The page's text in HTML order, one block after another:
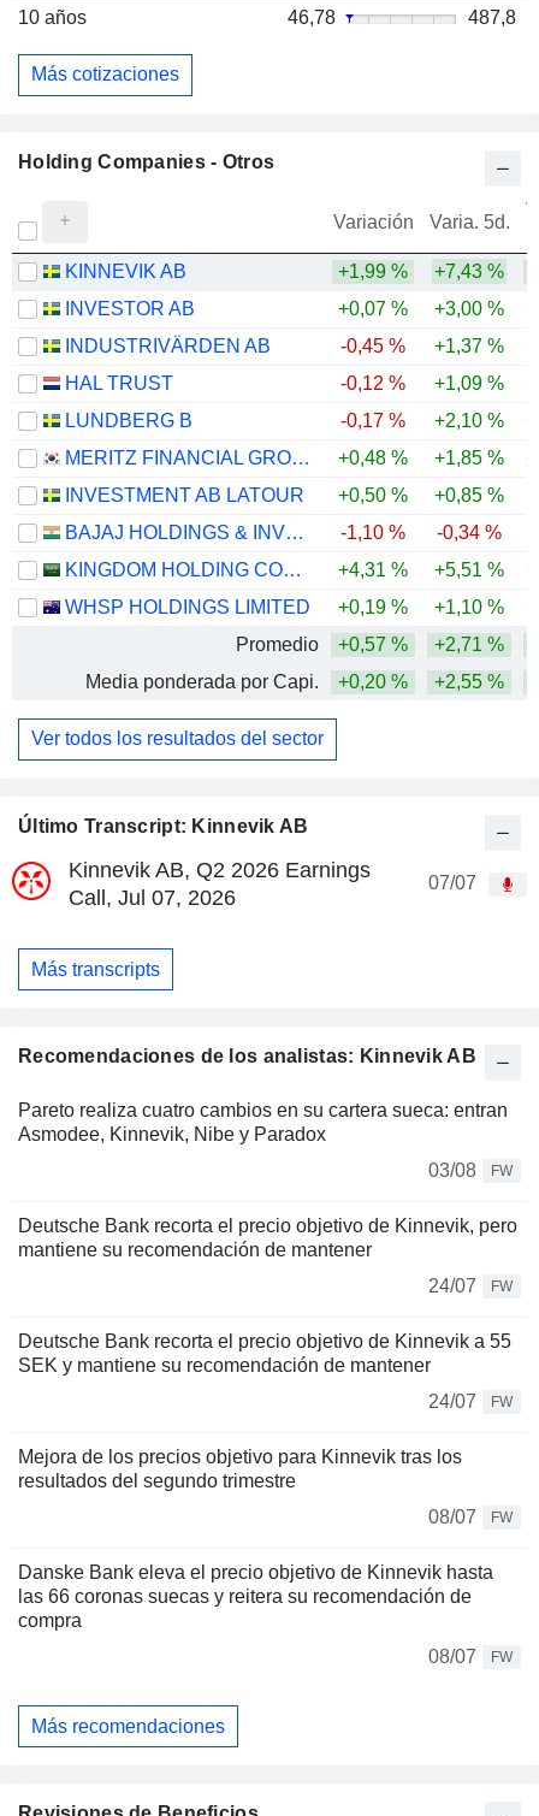
Último Transcript: Kinnevik AB
Kinnevik AB, Q2 2026 Earnings
Call, Jul 07, 2026
07/07
Más transcripts
Recomendaciones de los analistas: Kinnevik AB
Pareto realiza cuatro cambios en su cartera sueca: entran
Asmodee, Kinnevik, Nibe y Paradox
03/08
FW
Deutsche Bank recorta el precio objetivo de Kinnevik, pero
mantiene su recomendación de mantener
24/07
FW
Deutsche Bank recorta el precio objetivo de Kinnevik a 55
SEK y mantiene su recomendación de mantener
24/07
FW
Mejora de los precios objetivo para Kinnevik tras los
resultados del segundo trimestre
08/07
FW
Danske Bank eleva el precio objetivo de Kinnevik hasta
las 66 coronas suecas y reitera su recomendación de
compra
08/07
FW
Más recomendaciones
10 años
46,78 487,8
Más cotizaciones
Holding Companies - Otros
Variación Varia. 5d.
KINNEVIK AB +1,99 % +7,43 %
INVESTOR AB
+0,07 % +3,00 %
INDUSTRIVÄRDEN AB
-0,45 % +1,37 %
HAL TRUST
-0,12 % +1,09 %
LUNDBERG B
-0,17 % +2,10 %
MERITZ FINANCIAL GROUP INC.
+0,48 % +1,85 %
INVESTMENT AB LATOUR
+0,50 % +0,85 %
BAJAJ HOLDINGS & INVESTMENT LIMITED
-1,10 % -0,34 %
KINGDOM HOLDING COMPANY
+4,31 % +5,51 %
WHSP HOLDINGS LIMITED
+0,19 % +1,10 %
Promedio
+0,57 % +2,71 %
Media ponderada por Capi.
+0,20 % +2,55 %
Ver todos los resultados del sector